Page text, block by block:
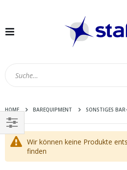
Navigation
HOME BAREQUIPMENT SONSTIGES
Wir können keine Produkte
finden
EINKAUFEN
NACH